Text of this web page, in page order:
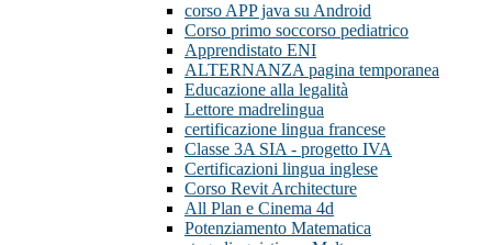
corso APP java su Android
Corso primo soccorso pediatrico
Apprendistato ENI
ALTERNANZA pagina temporanea
Educazione alla legalità
Lettore madrelingua
certificazione lingua francese
Classe 3A SIA - progetto IVA
Certificazioni lingua inglese
Corso Revit Architecture
All Plan e Cinema 4d
Potenziamento Matematica